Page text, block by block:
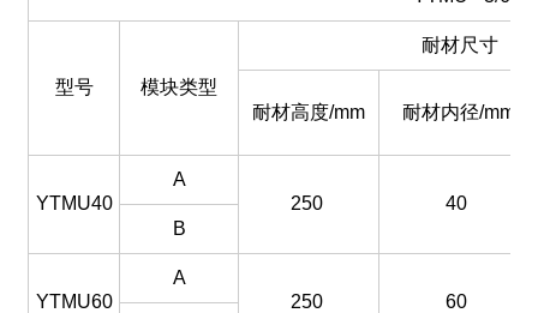
型号 模块类型
耐材尺寸
耐材高度/mm 耐材内径/mm
YTMU40
A
250
40
B
YTMU60
A
250
60